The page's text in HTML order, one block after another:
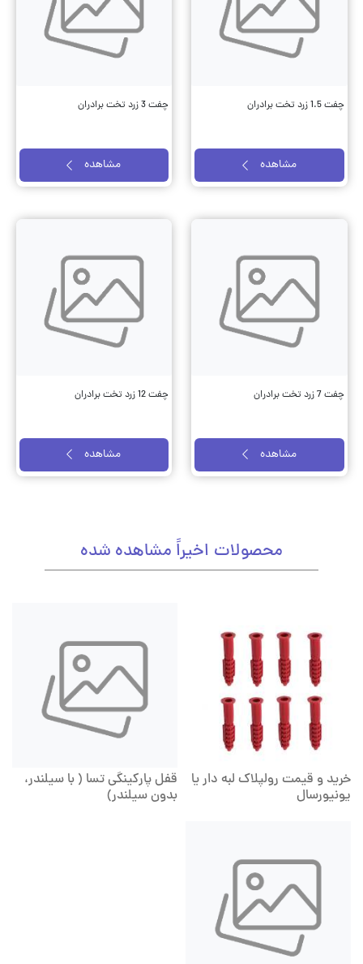
چفت 1.5 زرد تخت برادران
مشاهده
چفت 3 زرد تخت برادران
مشاهده
چفت 7 زرد تخت برادران
مشاهده
چفت 12 زرد تخت برادران
مشاهده
محصولات اخیراً مشاهده شده
خرید و قیمت رولپلاک لبه دار یا
یونیورسال
قفل پارکینگی تسا ( با سیلندر،
بدون سیلندر)